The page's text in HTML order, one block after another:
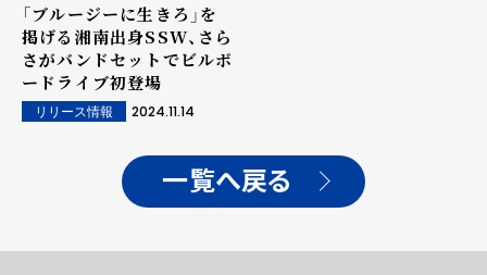
「ブルージーに生きろ」を
掲げる湘南出身SSW、さら
さがバンドセットでビルボ
ードライブ初登場
リリース情報 2024.11.14
一覧へ戻る